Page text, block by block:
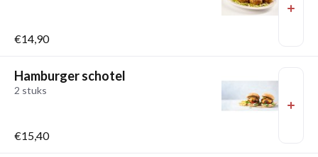
€14,90
Hamburger schotel
2 stuks
€15,40